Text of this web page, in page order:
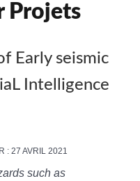
Projets
Early seismic
Intelligence
: 27 AVRIL 2021
such as